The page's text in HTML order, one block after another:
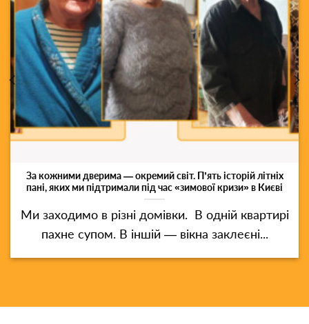
За кожними дверима — окремий світ. П’ять історій літніх
пані, яких ми підтримали під час «зимової кризи» в Києві
Ми заходимо в різні домівки. В одній квартирі
пахне супом. В іншій — вікна заклеєні...